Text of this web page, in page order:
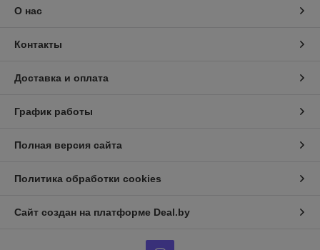
О нас
Контакты
Доставка и оплата
График работы
Полная версия сайта
Политика обработки cookies
Сайт создан на платформе Deal.by